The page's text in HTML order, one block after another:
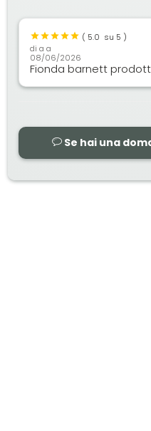
( 5.0 su 5 )
dia a
08/06/2026
Fionda barnett
Se hai una